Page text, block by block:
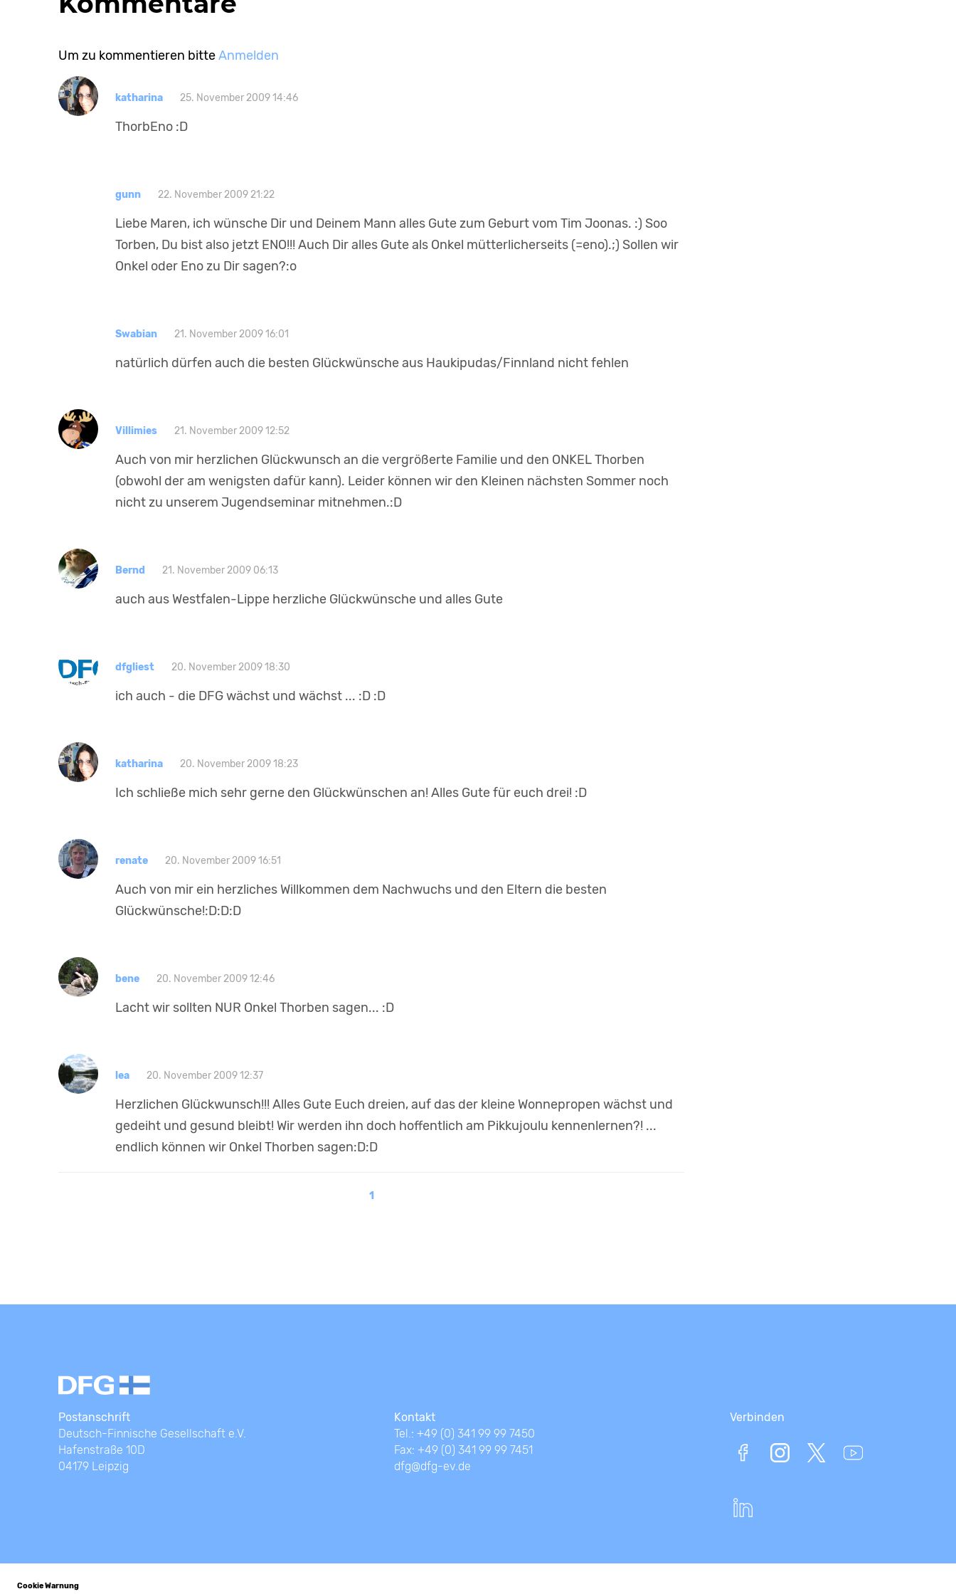
Um zu kommentieren bitteAnmelden
katharina 25. November 2009 14:46
ThorbEno :D
gunn 22. November 2009 21:22
Liebe Maren, ich wünsche Dir und Deinem Mann alles Gute zum Geburt vom Tim Joonas. :) Soo
Torben, Du bist also jetzt ENO!!! Auch Dir alles Gute als Onkel mütterlicherseits (=eno).;) Sollen wir
Onkel oder Eno zu Dir sagen?:o
Swabian 21. November 2009 16:01
natürlich dürfen auch die besten Glückwünsche aus Haukipudas/Finnland nicht fehlen
Villimies 21. November 2009 12:52
Auch von mir herzlichen Glückwunsch an die vergrößerte Familie und den ONKEL Thorben
(obwohl der am wenigsten dafür kann). Leider können wir den Kleinen nächsten Sommer noch
nicht zu unserem Jugendseminar mitnehmen.:D
Bernd 21. November 2009 06:13
auch aus Westfalen-Lippe herzliche Glückwünsche und alles Gute
dfgliest 20. November 2009 18:30
ich auch - die DFG wächst und wächst ... :D :D
katharina 20. November 2009 18:23
Ich schließe mich sehr gerne den Glückwünschen an! Alles Gute für euch drei! :D
renate 20. November 2009 16:51
Auch von mir ein herzliches Willkommen dem Nachwuchs und den Eltern die besten
Glückwünsche!:D:D:D
bene 20. November 2009 12:46
Lacht wir sollten NUR Onkel Thorben sagen... :D
lea 20. November 2009 12:37
Herzlichen Glückwunsch!!! Alles Gute Euch dreien, auf das der kleine Wonnepropen wächst und
gedeiht und gesund bleibt! Wir werden ihn doch hoffentlich am Pikkujoulu kennenlernen?! ...
endlich können wir Onkel Thorben sagen:D:D
1
Postanschrift
Deutsch-Finnische Gesellschaft e.V.
Hafenstraße 10D
04179 Leipzig
Kontakt
Tel.: +49 (0) 341 99 99 7450
Fax: +49 (0) 341 99 99 7451
dfg@dfg-ev.de
Verbinden
Cookie Warnung